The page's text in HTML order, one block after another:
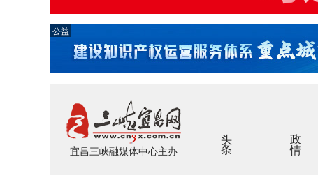
公益
宜昌三峡融媒体中心主办
头条 政情